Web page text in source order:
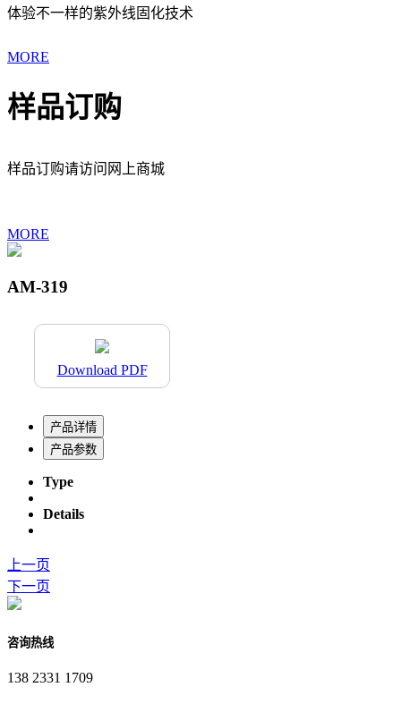
体验不一样的紫外线固化技术
MORE
样品订购
样品订购请访问网上商城
MORE
AM-319
Download PDF
产品详情
产品参数
Type
Details
上一页
下一页
咨询热线
138 2331 1709